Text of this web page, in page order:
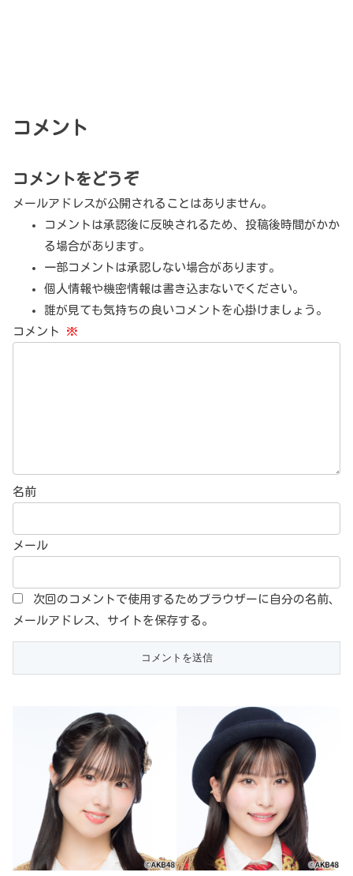
コメント
コメントをどうぞ
メールアドレスが公開されることはありません。
コメントは承認後に反映されるため、投稿後時間がかか
る場合があります。
一部コメントは承認しない場合があります。
個人情報や機密情報は書き込まないでください。
誰が見ても気持ちの良いコメントを心掛けましょう。
コメント ※
名前
メール
次回のコメントで使用するためブラウザーに自分の名前、
メールアドレス、サイトを保存する。